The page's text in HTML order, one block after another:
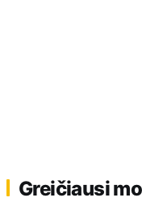
Greičiausi